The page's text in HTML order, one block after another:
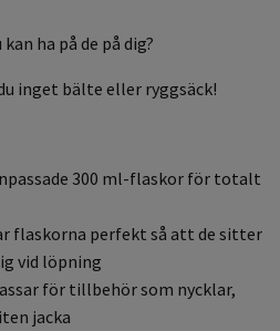
ha på de på dig?
inget bälte eller ryggsäck!
300 ml-flaskor för totalt
flaskorna perfekt så att de sitter
vid löpning
för tillbehör som nycklar,
jacka